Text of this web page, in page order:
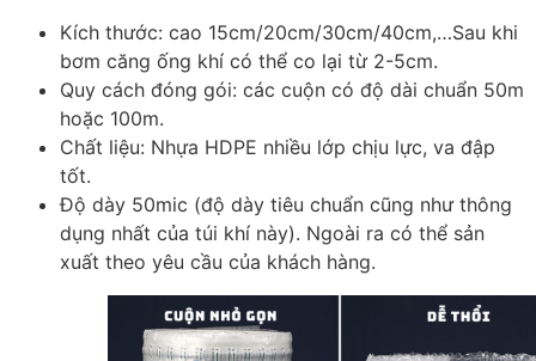
Kích thước: cao 15cm/20cm/30cm/40cm,…Sau khi
bơm căng ống khí có thể co lại từ 2-5cm.
Quy cách đóng gói: các cuộn có độ dài chuẩn 50m
hoặc 100m.
Chất liệu: Nhựa HDPE nhiều lớp chịu lực, va đập
tốt.
Độ dày 50mic (độ dày tiêu chuẩn cũng như thông
dụng nhất của túi khí này). Ngoài ra có thể sản
xuất theo yêu cầu của khách hàng.